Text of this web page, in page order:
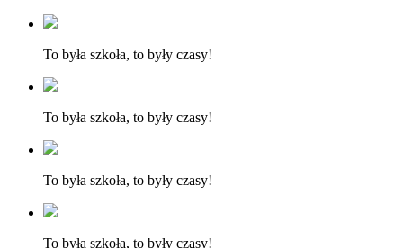
To była szkoła, to były czasy!
To była szkoła, to były czasy!
To była szkoła, to były czasy!
To była szkoła, to były czasy!